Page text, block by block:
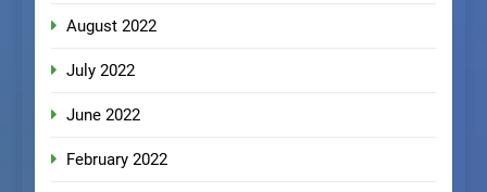
August 2022
July 2022
June 2022
February 2022